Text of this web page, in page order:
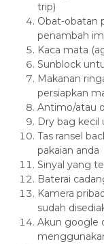
trip)
Obat-obatan
penambah
Kaca mata
Sunblock
Makanan
persiapkan
Antimo/atau
Dry bag kecil
Tas ransel
pakaian anda
Sinyal yang
Baterai
Kamera
sudah
Akun google